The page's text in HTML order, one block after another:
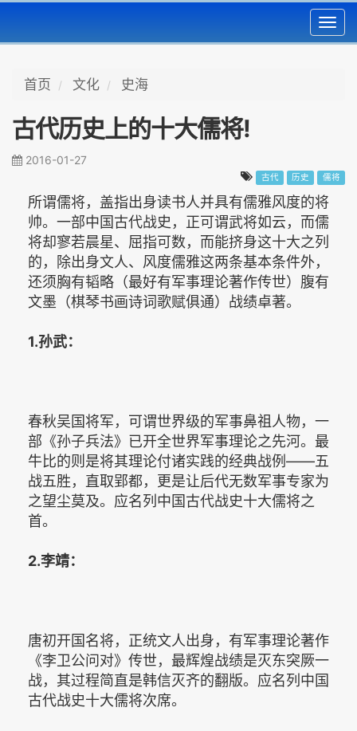
首页 文化 史海
古代历史上的十大儒将!
2016-01-27
古代 历史 儒将
所谓儒将，盖指出身读书人并具有儒雅风度的将
帅。一部中国古代战史，正可谓武将如云，而儒
将却寥若晨星、屈指可数，而能挤身这十大之列
的，除出身文人、风度儒雅这两条基本条件外，
还须胸有韬略（最好有军事理论著作传世）腹有
文墨（棋琴书画诗词歌赋俱通）战绩卓著。
1.孙武：
春秋吴国将军，可谓世界级的军事鼻祖人物，一
部《孙子兵法》已开全世界军事理论之先河。最
牛比的则是将其理论付诸实践的经典战例——五
战五胜，直取郢都，更是让后代无数军事专家为
之望尘莫及。应名列中国古代战史十大儒将之
首。
2.李靖：
唐初开国名将，正统文人出身，有军事理论著作
《李卫公问对》传世，最辉煌战绩是灭东突厥一
战，其过程简直是韩信灭齐的翻版。应名列中国
古代战史十大儒将次席。